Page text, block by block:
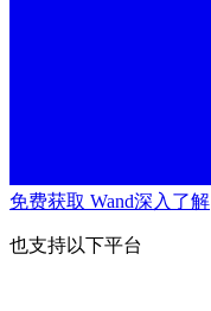
免费获取 Wand深入了解
也支持以下平台